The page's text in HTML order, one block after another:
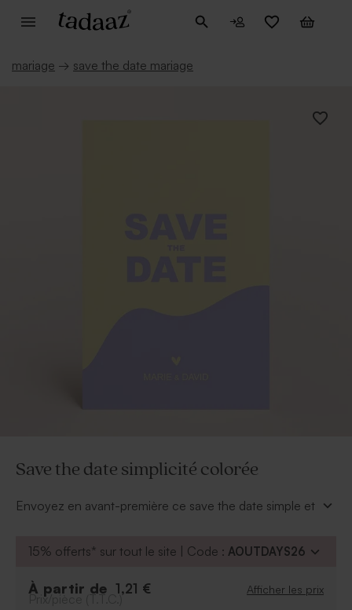
mariage → save the date mariage
Save the date simplicité colorée
Envoyez en avant-première ce save the date simple et
À personnaliser :
Votre texte
15% offerts* sur tout le site | Code : AOUTDAYS26
À partir de 1,21 € Afficher les prix
Prix/pièce (T.T.C.)